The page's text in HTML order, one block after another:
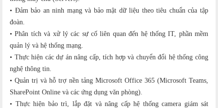
• Đảm bảo an ninh mạng và bảo mật dữ liệu theo tiêu chuẩn của tập
đoàn.
• Phân tích và xử lý các sự cố liên quan đến hệ thống IT, phần mềm
quản lý và hệ thống mạng.
• Thực hiện các dự án nâng cấp, tích hợp và chuyển đổi hệ thống công
nghệ thông tin.
• Quản trị và hỗ trợ nền tảng Microsoft Office 365 (Microsoft Teams,
SharePoint Online và các ứng dụng văn phòng).
• Thực hiện bảo trì, lắp đặt và nâng cấp hệ thống camera giám sát